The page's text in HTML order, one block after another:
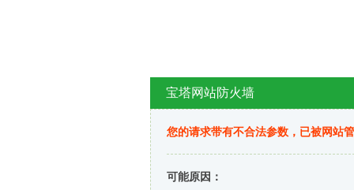
宝塔网站防火墙
您的请求带有不合法参数，已被网站
可能原因：